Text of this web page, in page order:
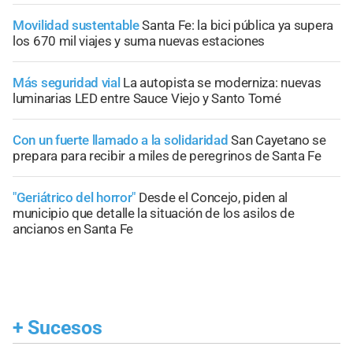
Movilidad sustentableSanta Fe: la bici pública ya supera
los 670 mil viajes y suma nuevas estaciones
Más seguridad vial La autopista se moderniza: nuevas
luminarias LED entre Sauce Viejo y Santo Tomé
Con un fuerte llamado a la solidaridad San Cayetano se
prepara para recibir a miles de peregrinos de Santa Fe
"Geriátrico del horror" Desde el Concejo, piden al
municipio que detalle la situación de los asilos de
ancianos en Santa Fe
+ Sucesos